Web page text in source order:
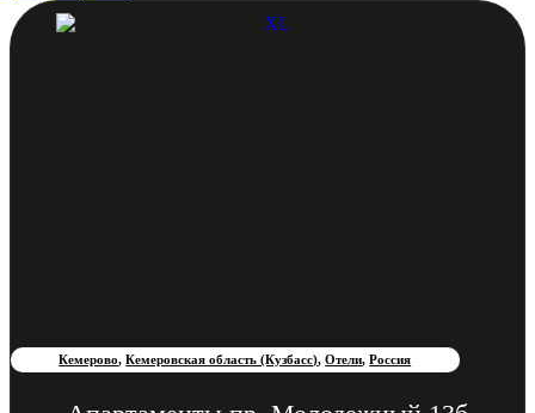
Кемерово,Кемеровская область (Кузбасс),Отели,Россия